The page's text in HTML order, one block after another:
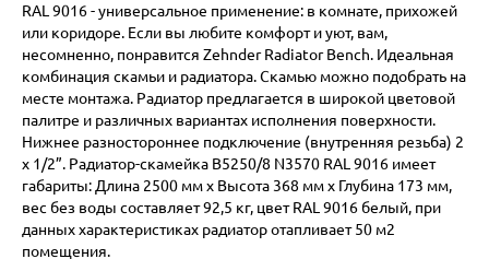
RAL 9016 - универсальное применение: в комнате, прихожей
или коридоре. Если вы любите комфорт и уют, вам,
несомненно, понравится Zehnder Radiator Bench. Идеальная
комбинация скамьи и радиатора. Скамью можно подобрать на
месте монтажа. Радиатор предлагается в широкой цветовой
палитре и различных вариантах исполнения поверхности.
Нижнее разностороннее подключение (внутренняя резьба) 2
х 1/2”. Радиатор-скамейка B5250/8 N3570 RAL 9016 имеет
габариты: Длина 2500 мм х Высота 368 мм х Глубина 173 мм,
вес без воды составляет 92,5 кг, цвет RAL 9016 белый, при
данных характеристиках радиатор отапливает 50 м2
помещения.